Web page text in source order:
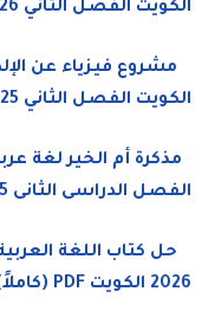
الكويت الفصل الثاني 2026 PDF
مشروع فيزياء عن
الكويت الفصل الثاني 2025 - 2026
مذكرة أم الخير لغة
الفصل الدراسى الثانى 2025 - 2026
حل كتاب اللغة
2026 الكويت PDF (كاملاً)